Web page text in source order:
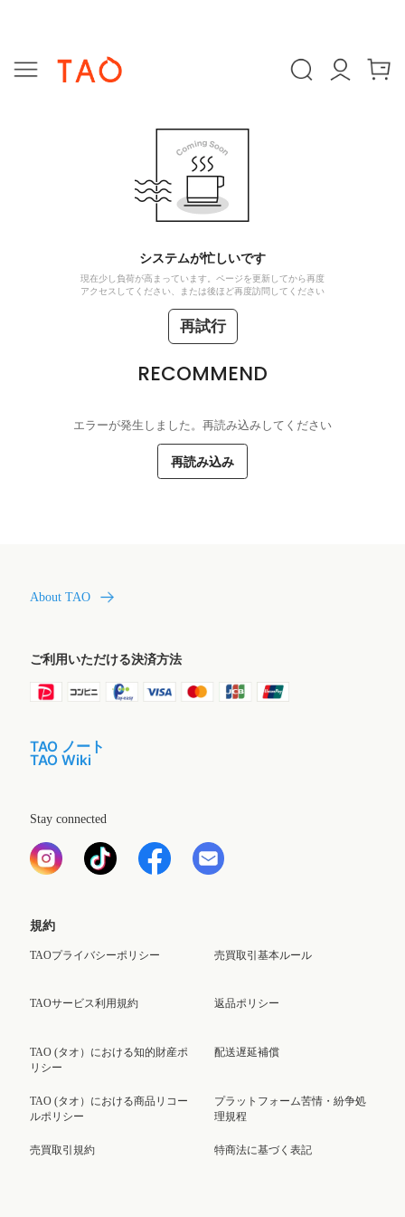
システムが忙しいです
現在少し負荷が高まっています。ページを更新してから再度
アクセスしてください、または後ほど再度訪問してください
再試行
RECOMMEND
エラーが発生しました。再読み込みしてください
再読み込み
About TAO
ご利用いただける決済方法
TAO ノート
TAO Wiki
Stay connected
規約
TAOプライバシーポリシー
TAOサービス利用規約
TAO (タオ）における知的財産ポ
リシー
TAO (タオ）における商品リコー
ルポリシー
売買取引規約
売買取引基本ルール
返品ポリシー
配送遅延補償
プラットフォーム苦情・紛争処
理規程
特商法に基づく表記